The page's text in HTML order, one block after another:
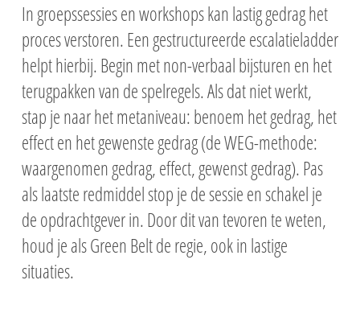
In groepssessies en workshops kan lastig gedrag het
proces verstoren. Een gestructureerde escalatieladder
helpt hierbij. Begin met non-verbaal bijsturen en het
terugpakken van de spelregels. Als dat niet werkt,
stap je naar het metaniveau: benoem het gedrag, het
effect en het gewenste gedrag (de WEG-methode:
waargenomen gedrag, effect, gewenst gedrag). Pas
als laatste redmiddel stop je de sessie en schakel je
de opdrachtgever in. Door dit van tevoren te weten,
houd je als Green Belt de regie, ook in lastige
situaties.